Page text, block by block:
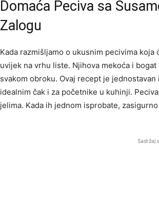
Domaća Peciva sa
Zalogu
Kada razmišljamo o ukusnim pecivima
uvijek na vrhu liste. Njihova mekoća i
svakom obroku. Ovaj recept je
idealnim čak i za početnike u kuhinji.
jelima. Kada ih jednom isprobate,
Sadržaj